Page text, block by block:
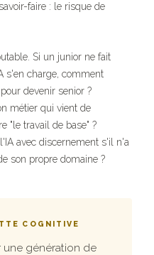
faire : le risque de
Si un junior ne fait
s'en charge, comment
devenir senior ?
métier qui vient de
"le travail de base" ?
avec discernement s'il n'a
son propre domaine ?
COGNITIVE
génération de